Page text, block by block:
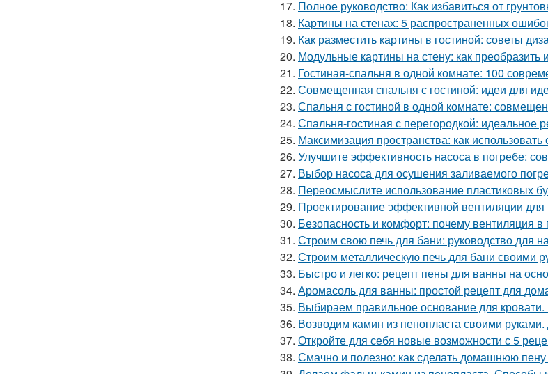
17. Полное руководство: Как избавиться от
18. Картины на стенах: 5 распространенных
19. Как разместить картины в гостиной: советы
20. Модульные картины на стену: как
21. Гостиная-спальня в одной комнате: 100
22. Совмещенная спальня с гостиной: идеи для
23. Спальня с гостиной в одной комнате:
24. Спальня-гостиная с перегородкой: идеальное
25. Максимизация пространства: как
26. Улучшите эффективность насоса в погребе:
27. Выбор насоса для осушения заливаемого
28. Переосмыслите использование пластиковых
29. Проектирование эффективной вентиляции для
30. Безопасность и комфорт: почему вентиляция
31. Строим свою печь для бани: руководство для
32. Строим металлическую печь для бани своими
33. Быстро и легко: рецепт пены для ванны на
34. Аромасоль для ванны: простой рецепт для
35. Выбираем правильное основание для
36. Возводим камин из пенопласта своими
37. Откройте для себя новые возможности с 5
38. Смачно и полезно: как сделать домашнюю